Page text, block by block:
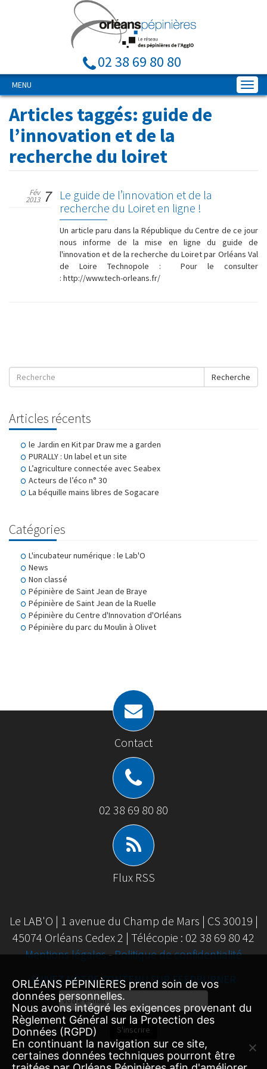
02 38 69 80 80
MENU
Articles taggés: guide de
l’innovation et de la
recherche du loiret
Le guide de l’innovation et de la
recherche du Loiret en ligne !
Fév
2013 7
Un article paru dans la République du Centre de ce jour
nous informe de la mise en ligne du guide de
l'innovation et de la recherche du Loiret par Orléans Val
de Loire Technopole : Pour le consulter
: http://www.tech-orleans.fr/
Recherche
Articles récents
le Jardin en Kit par Draw me a garden
PURALLY : Un label et un site
L’agriculture connectée avec Seabex
Acteurs de l’éco n° 30
La béquille mains libres de Sogacare
Catégories
L'incubateur numérique : le Lab'O
News
Non classé
Pépinière de Saint Jean de Braye
Pépinière de Saint Jean de la Ruelle
Pépinière du Centre d'Innovation d'Orléans
Pépinière du parc du Moulin à Olivet
Contact
02 38 69 80 80
Flux RSS
Le LAB'O | 1 avenue du Champ de Mars | CS 30019 |
45074 Orléans Cedex 2 | Télécopie : 02 38 69 80 42
Mentions légales-Politique de confidentialité
SUIVEZ NOTRE CONTENU SUR FEEDBURNER
Email
Subscription
S'inscrire
ORLÉANS PÉPINIÈRES prend soin de vos
données personnelles.
Nous avons intégré les exigences provenant du
Règlement Général sur la Protection des
Données (RGPD)
En continuant la navigation sur ce site,
certaines données techniques pourront être